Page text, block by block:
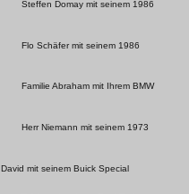
Steffen Domay mit seinem 1986
Flo Schäfer mit seinem 1986
Familie Abraham mit Ihrem BMW
Herr Niemann mit seinem 1973
David mit seinem Buick Special